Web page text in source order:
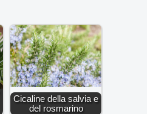
Cicaline della salvia e
del rosmarino